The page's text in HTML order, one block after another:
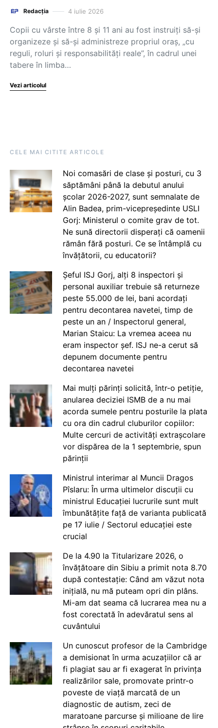
Redacția 4 iulie 2026
Copii cu vârste între 8 și 11 ani au fost instruiți să-și
organizeze și să-și administreze propriul oraș, „cu
reguli, roluri și responsabilități reale”, în cadrul unei
tabere în limba…
Vezi articolul
CELE MAI CITITE ARTICOLE
Noi comasări de clase și posturi, cu 3
săptămâni până la debutul anului
școlar 2026-2027, sunt semnalate de
Alin Badea, prim-vicepreședinte USLI
Gorj: Ministerul o comite grav de tot.
Ne sună directorii disperați că oamenii
rămân fără posturi. Ce se întâmplă cu
învățătorii, cu educatorii?
Șeful ISJ Gorj, alți 8 inspectori și
personal auxiliar trebuie să returneze
peste 55.000 de lei, bani acordați
pentru decontarea navetei, timp de
peste un an / Inspectorul general,
Marian Staicu: La vremea aceea nu
eram inspector șef. ISJ ne-a cerut să
depunem documente pentru
decontarea navetei
Mai mulți părinți solicită, într-o petiție,
anularea deciziei ISMB de a nu mai
acorda sumele pentru posturile la plata
cu ora din cadrul cluburilor copiilor:
Multe cercuri de activități extrașcolare
vor dispărea de la 1 septembrie, spun
părinții
Ministrul interimar al Muncii Dragos
Pîslaru: În urma ultimelor discuții cu
ministrul Educației lucrurile sunt mult
îmbunătățite față de varianta publicată
pe 17 iulie / Sectorul educației este
crucial
De la 4.90 la Titularizare 2026, o
învățătoare din Sibiu a primit nota 8.70
după contestație: Când am văzut nota
inițială, nu mă puteam opri din plâns.
Mi-am dat seama că lucrarea mea nu a
fost corectată în adevăratul sens al
cuvântului
Un cunoscut profesor de la Cambridge
a demisionat în urma acuzațiilor că ar
fi plagiat sau ar fi exagerat în privința
realizărilor sale, promovate printr-o
poveste de viață marcată de un
diagnostic de autism, zeci de
maratoane parcurse și milioane de lire